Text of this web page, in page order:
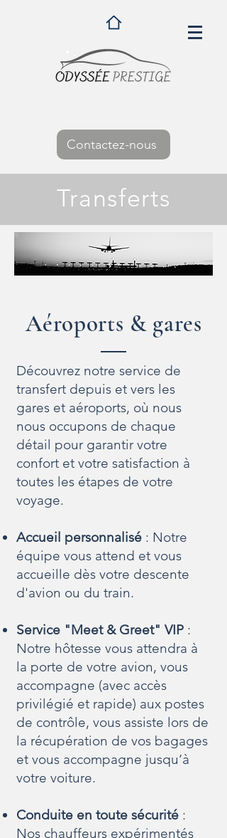
Contactez-nous
Transferts
Aéroports & gares
Découvrez notre service de
transfert depuis et vers les
gares et aéroports, où nous
nous occupons de chaque
détail pour garantir votre
confort et votre satisfaction à
toutes les étapes de votre
voyage.
Accueil personnalisé : Notre
équipe vous attend et vous
accueille dès votre descente
d'avion ou du train.
Service "Meet & Greet" VIP :
Notre hôtesse vous attendra à
la porte de votre avion, vous
accompagne (avec accès
privilégié et rapide) aux postes
de contrôle, vous assiste lors de
la récupération de vos bagages
et vous accompagne jusqu’à
votre voiture.
Conduite en toute sécurité :
Nos chauffeurs expérimentés